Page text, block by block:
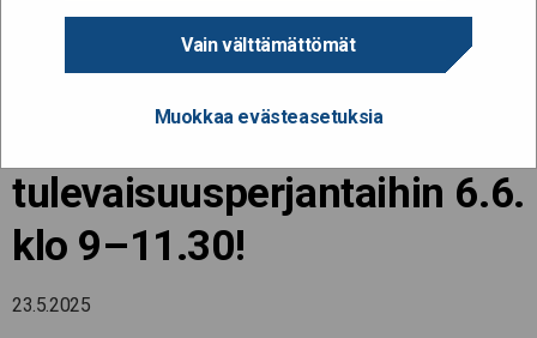
Vain välttämättömät
Muokkaa evästeasetuksia
Navigoi teknologian
murrosta ja geopoliittista
kaaosta – tule
tulevaisuusperjantaihin 6.6.
klo 9–11.30!
23.5.2025